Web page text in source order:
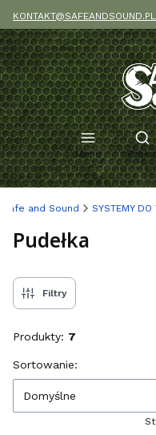
KONTAKT@SAFEANDSOUND.PL
Menu
Safe and Sound SYSTEMY DO
Pudełka
Filtry
Produkty: 7
Lista produktów
Sortowanie:
Domyślne